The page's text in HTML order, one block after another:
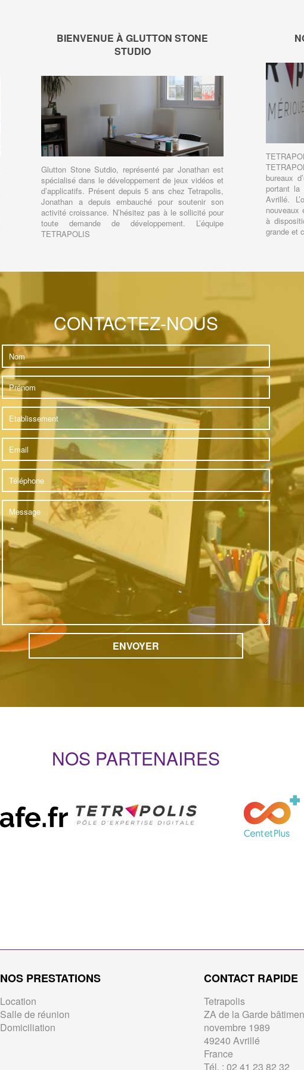
BIENVENUE À GLUTTON STONE
STUDIO
Glutton Stone Sutdio, représenté par Jonathan est
spécialisé dans le développement de jeux vidéos et
d’applicatifs. Présent depuis 5 ans chez Tetrapolis,
Jonathan a depuis embauché pour soutenir son
activité croissance. N’hésitez pas à le sollicité pour
toute demande de développement. L’équipe
TETRAPOLIS
bureaux
portant
Avrillé.
nouveaux
à
grande et
CONTACTEZ-NOUS
NOS PARTENAIRES
NOS PRESTATIONS
Location
Salle de réunion
Domiciliation
CONTACT RAPIDE
Tetrapolis
ZA de la Garde
novembre 1989
49240 Avrillé
France
Tél. : 02 41 23 82 32